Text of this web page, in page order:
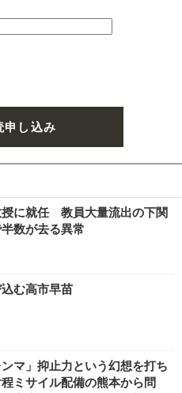
申し込み
に就任 教員大量流出の下関
数が去る異常
む高市早苗
ンマ」抑止力という幻想を打ち
ミサイル配備の熊本から問